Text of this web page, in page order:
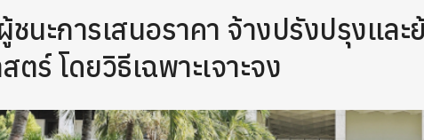
ชนะการเสนอราคา จ้างปรังปรุงแล
ตร์ โดยวิธีเฉพาะเจาะจง